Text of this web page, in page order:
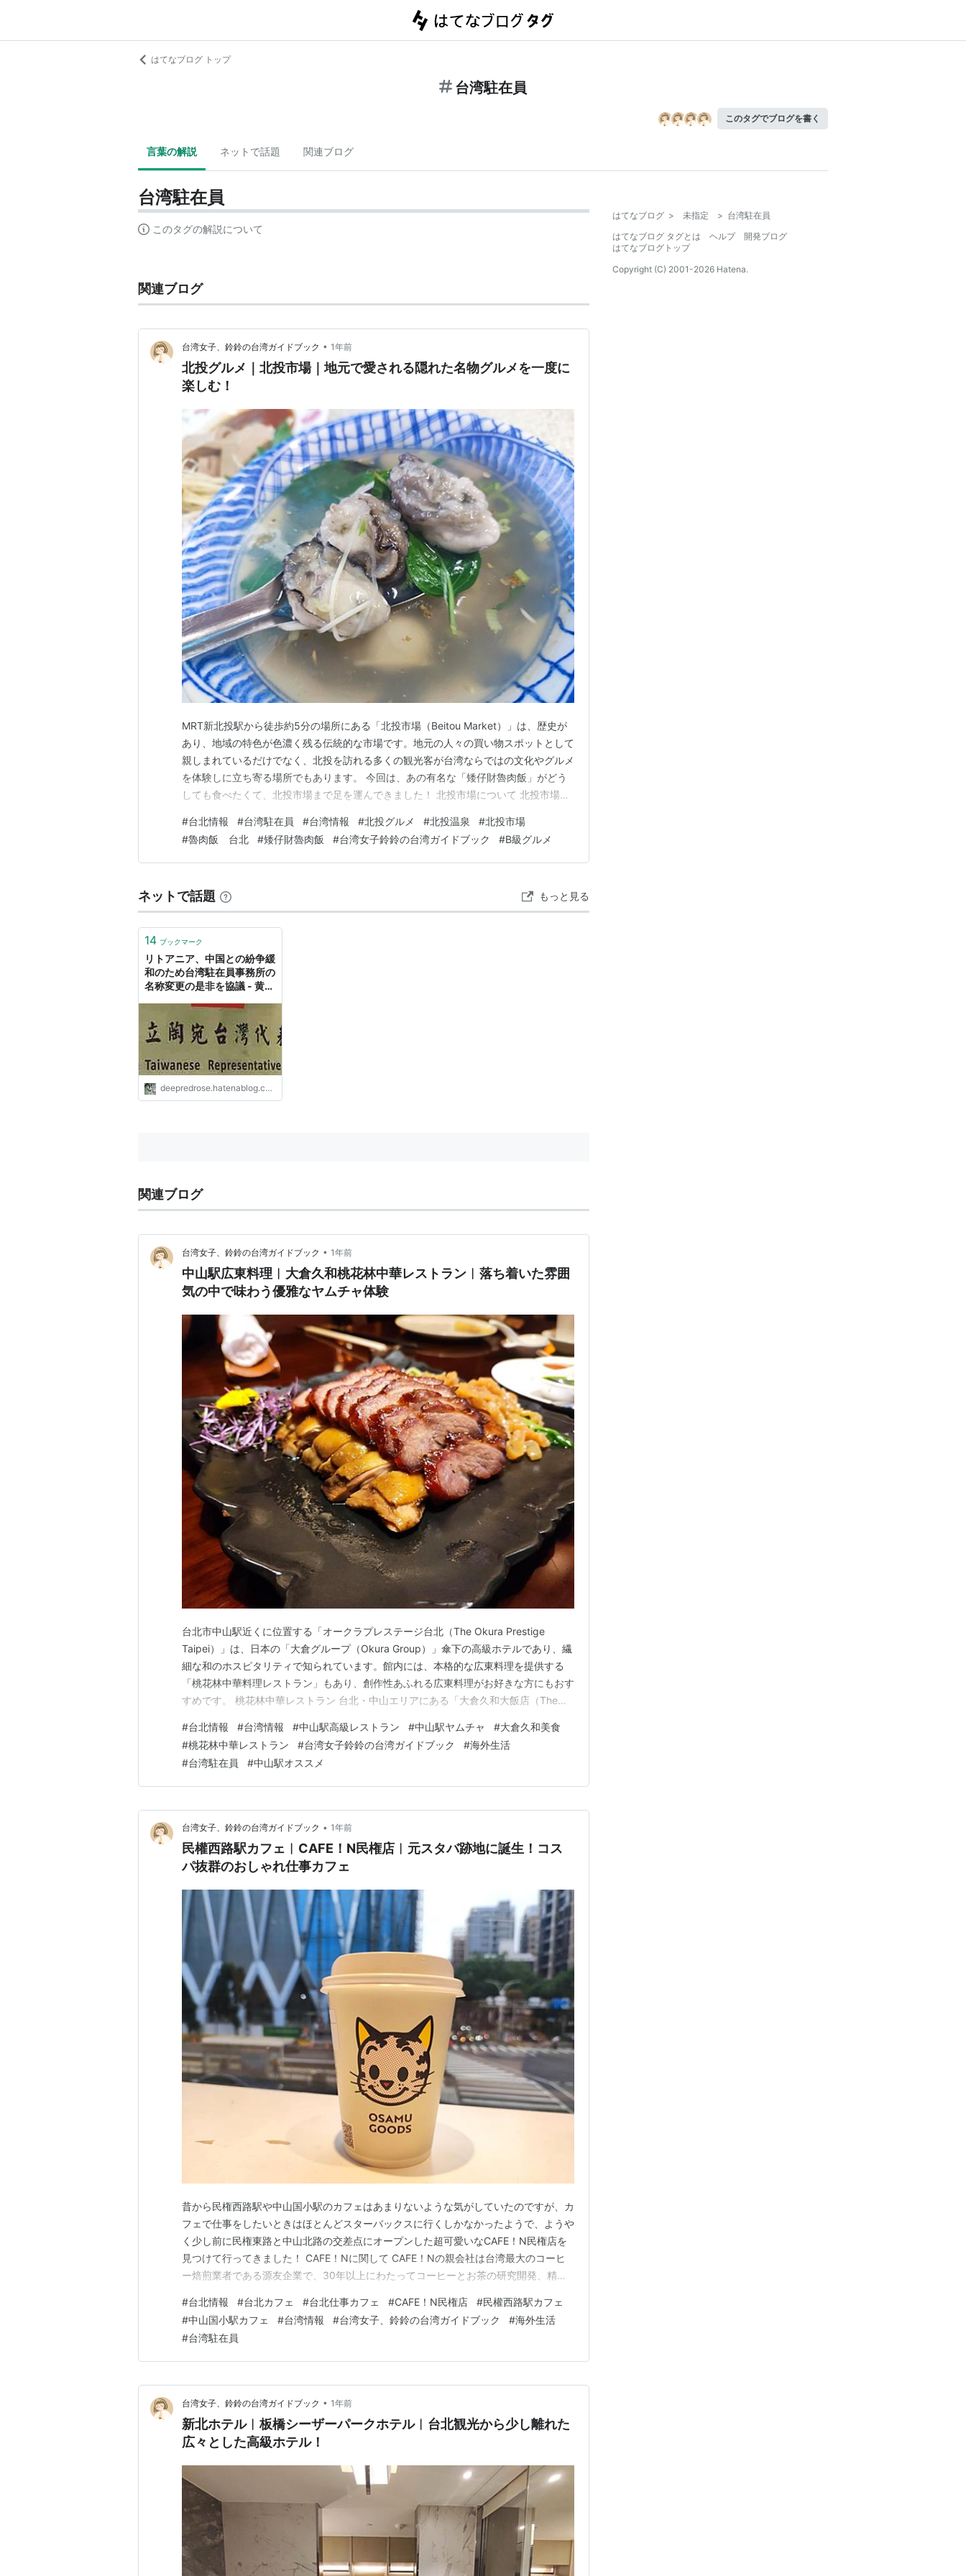
はてなブログ トップ
台湾駐在員
このタグでブログを書く
言葉の解説 ネットで話題 関連ブログ
台湾駐在員
このタグの解説について
関連ブログ
台湾女子、鈴鈴の台湾ガイドブック • 1年前
北投グルメ｜北投市場｜地元で愛される隠れた名物グルメを一度に
楽しむ！
MRT新北投駅から徒歩約5分の場所にある「北投市場（Beitou Market）」は、歴史が
あり、地域の特色が色濃く残る伝統的な市場です。地元の人々の買い物スポットとして
親しまれているだけでなく、北投を訪れる多くの観光客が台湾ならではの文化やグルメ
を体験しに立ち寄る場所でもあります。 今回は、あの有名な「矮仔財魯肉飯」がどう
しても食べたくて、北投市場まで足を運んできました！ 北投市場について 北投市場
たことで、周辺に自然と人が集まり、にぎやかな市場ができていったそうです。 その
後、戦後には公設市場として整備され、地…
#台北情報 #台湾駐在員 #台湾情報 #北投グルメ #北投温泉 #北投市場
#魯肉飯 台北 #矮仔財魯肉飯 #台湾女子鈴鈴の台湾ガイドブック #B級グルメ
ネットで話題 もっと見る
14 ブックマーク
リトアニア、中国との紛争緩
和のため台湾駐在員事務所の
名称変更の是非を協議 - 黄大
deepredrose.hatenablog.com
関連ブログ
台湾女子、鈴鈴の台湾ガイドブック • 1年前
中山駅広東料理︱大倉久和桃花林中華レストラン︱落ち着いた雰囲
気の中で味わう優雅なヤムチャ体験
台北市中山駅近くに位置する「オークラプレステージ台北（The Okura Prestige
Taipei）」は、日本の「大倉グループ（Okura Group）」傘下の高級ホテルであり、繊
細な和のホスピタリティで知られています。館内には、本格的な広東料理を提供する
「桃花林中華料理レストラン」もあり、創作性あふれる広東料理がお好きな方にもおす
すめです。 桃花林中華レストラン 台北・中山エリアにある「大倉久和大飯店（The
ながらも、シンガポールやマレーシア、香港などの東南アジアのエッセンスを取り入れ
た…
#台北情報 #台湾情報 #中山駅高級レストラン #中山駅ヤムチャ #大倉久和美食
#桃花林中華レストラン #台湾女子鈴鈴の台湾ガイドブック #海外生活
#台湾駐在員 #中山駅オススメ
台湾女子、鈴鈴の台湾ガイドブック • 1年前
民權西路駅カフェ︱CAFE！N民権店︱元スタバ跡地に誕生！コス
パ抜群のおしゃれ仕事カフェ
昔から民権西路駅や中山国小駅のカフェはあまりないような気がしていたのですが、カ
フェで仕事をしたいときはほとんどスターバックスに行くしかなかったようで、ようや
く少し前に民権東路と中山北路の交差点にオープンした超可愛いなCAFE！N民権店を
見つけて行ってきました！ CAFE！Nに関して CAFE！Nの親会社は台湾最大のコーヒ
ー焙煎業者である源友企業で、30年以上にわたってコーヒーとお茶の研究開発、精製
ります。 CAFE！N民権店は、このコーヒーブランドの旗艦店でもあり、白を基調とし
た空間は、世界的に有名なコーヒーブランド…
#台北情報 #台北カフェ #台北仕事カフェ #CAFE！N民権店 #民權西路駅カフェ
#中山国小駅カフェ #台湾情報 #台湾女子、鈴鈴の台湾ガイドブック #海外生活
#台湾駐在員
台湾女子、鈴鈴の台湾ガイドブック • 1年前
新北ホテル︱板橋シーザーパークホテル︱台北観光から少し離れた
広々とした高級ホテル！
はてなブログ > 未指定 > 台湾駐在員
はてなブログ タグとは
ヘルプ
開発ブログ
はてなブログトップ
Copyright (C) 2001-2026 Hatena.